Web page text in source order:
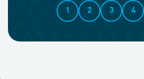
1 2 3 4